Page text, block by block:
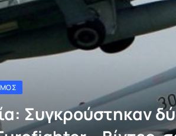
Συγκρούστηκαν